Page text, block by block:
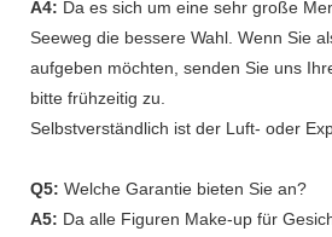
A4: Da es sich um eine sehr große
Seeweg die bessere Wahl. Wenn Sie
aufgeben möchten, senden Sie uns
bitte frühzeitig zu.
Selbstverständlich ist der Luft- oder
Q5: Welche Garantie bieten Sie an?
A5: Da alle Figuren Make-up für